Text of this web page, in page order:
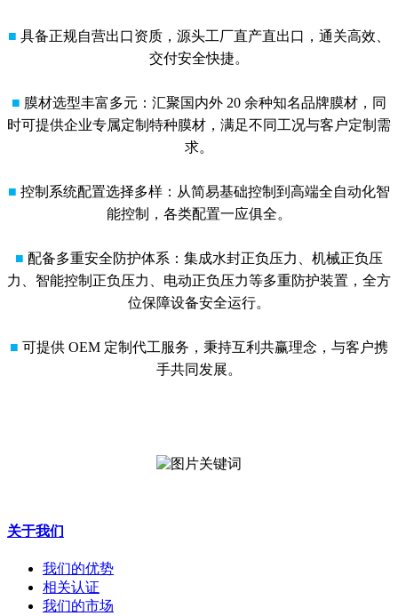
■ 具备正规自营出口资质，源头工厂直产直出口，通关高效、
交付安全快捷。
■ 膜材选型丰富多元：汇聚国内外 20 余种知名品牌膜材，同
时可提供企业专属定制特种膜材，满足不同工况与客户定制需
求。
■ 控制系统配置选择多样：从简易基础控制到高端全自动化智
能控制，各类配置一应俱全。
■ 配备多重安全防护体系：集成水封正负压力、机械正负压
力、智能控制正负压力、电动正负压力等多重防护装置，全方
位保障设备安全运行。
■ 可提供 OEM 定制代工服务，秉持互利共赢理念，与客户携
手共同发展。
关于我们
我们的优势
相关认证
我们的市场